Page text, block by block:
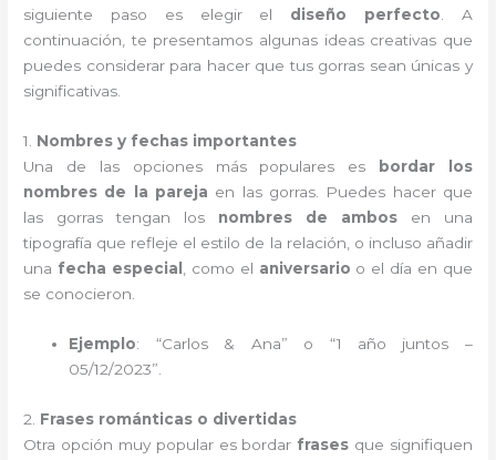
siguiente paso es elegir el diseño perfecto. A
continuación, te presentamos algunas ideas creativas que
puedes considerar para hacer que tus gorras sean únicas y
significativas.
1. Nombres y fechas importantes
Una de las opciones más populares es
bordar los
nombres de la pareja en las gorras. Puedes hacer que
las gorras tengan los nombres de ambosen una
tipografía que refleje el estilo de la relación, o incluso añadir
una fecha especial , como el aniversario o el día en que
se conocieron.
Ejemplo: “Carlos & Ana” o “1 año juntos –
05/12/2023”.
2. Frases románticas o divertidas
Otra opción muy popular es bordar frases que signifiquen